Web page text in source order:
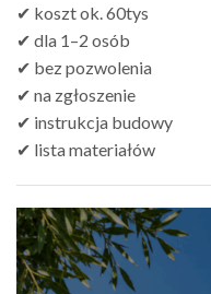
✔ koszt ok. 60tys
✔ dla 1–2 osób
✔ bez pozwolenia
✔ na zgłoszenie
✔ instrukcja budowy
✔ lista materiałów